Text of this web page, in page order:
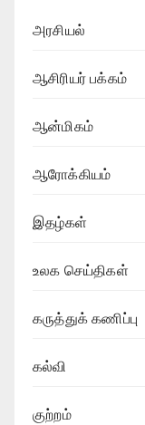
அரசியல்
ஆசிரியர் பக்கம்
ஆன்மிகம்
ஆரோக்கியம்
இதழ்கள்
உலக செய்திகள்
கருத்துக் கணிப்பு
கல்வி
குற்றம்